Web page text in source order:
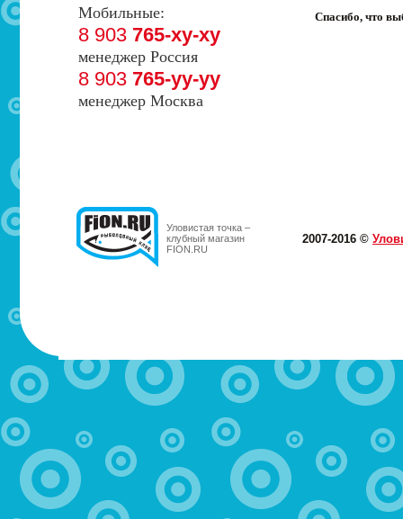
Мобильные:
8 903 765-xy-xy
менеджер Россия
8 903 765-yy-yy
менеджер Москва
Спасибо, что
Уловистая точка –
клубный магазин
FION.RU
2007-2016 ©
МОТЫЛЬ.РФ
Здравствуйте! Магазин закрылся, к сожалению.